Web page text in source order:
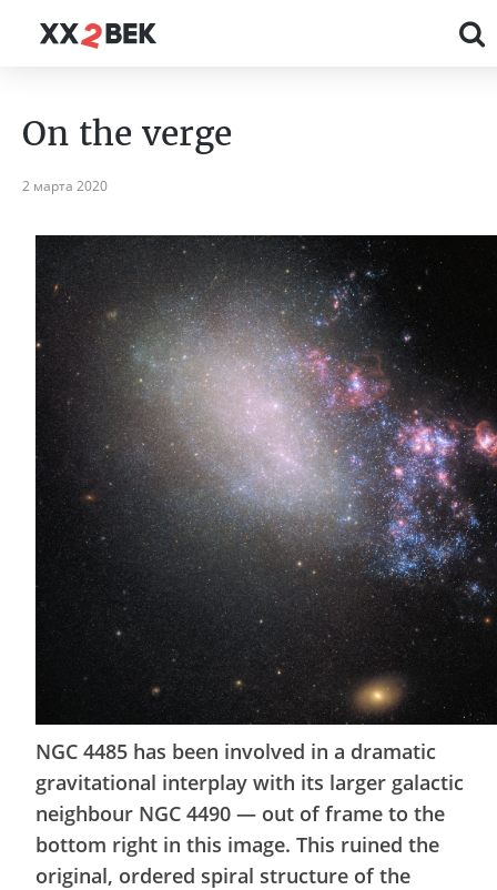
On the verge
2 марта 2020
NGC 4485 has been involved in a dramatic
gravitational interplay with its larger galactic
neighbour NGC 4490 — out of frame to the
bottom right in this image. This ruined the
original, ordered spiral structure of the